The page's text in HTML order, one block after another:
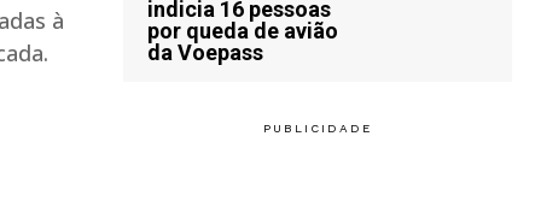
à
indicia 16 pessoas
por queda de avião
da Voepass